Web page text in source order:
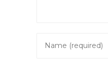
your